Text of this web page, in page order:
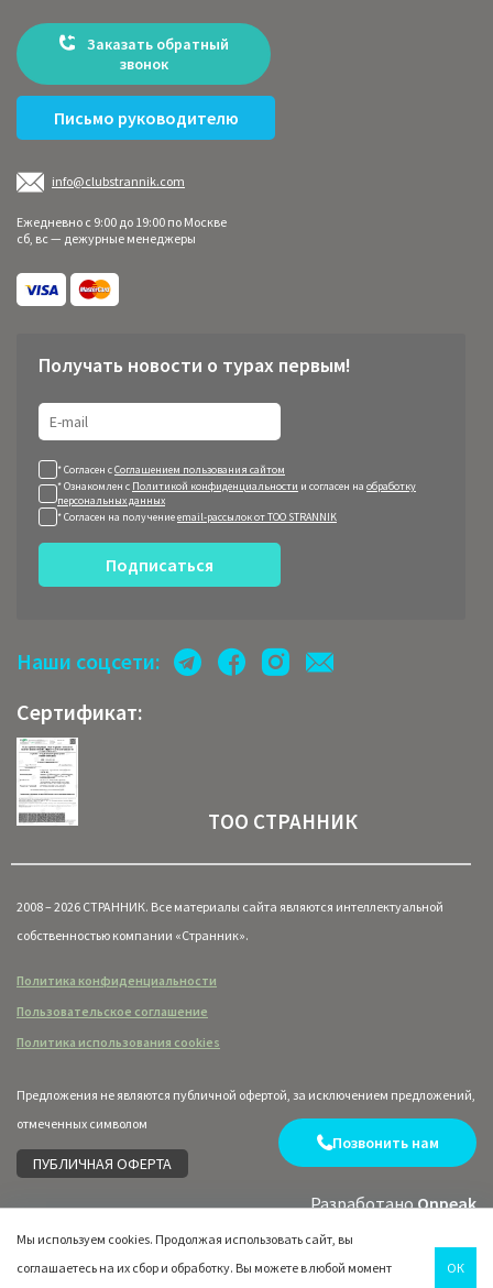
Заказать обратный
звонок
Письмо руководителю
info@clubstrannik.com
Ежедневно с 9:00 до 19:00 по Москве
сб, вс — дежурные менеджеры
Получать новости о турах первым!
* Согласен сСоглашением пользования сайтом
* Ознакомлен с Политикой конфиденциальности и согласен на обработку
персональных данных
* Согласен на получениеemail-рассылок от ТОО STRANNIK
Подписаться
Наши соцсети:
Сертификат:
ТОО СТРАННИК
2008 – 2026 СТРАННИК. Все материалы сайта являются интеллектуальной
собственностью компании «Странник».
Политика конфиденциальности
Пользовательское соглашение
Политика использования cookies
Предложения не являются публичной офертой, за исключением предложений,
отмеченных символом
ПУБЛИЧНАЯ ОФЕРТА
РазработаноOnpeak
Позвонить нам
Мы используем cookies. Продолжая использовать сайт, вы
соглашаетесь на их сбор и обработку. Вы можете в любой момент
ОК